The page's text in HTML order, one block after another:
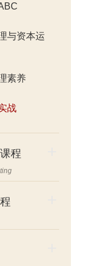
与资本运
素养
战
程